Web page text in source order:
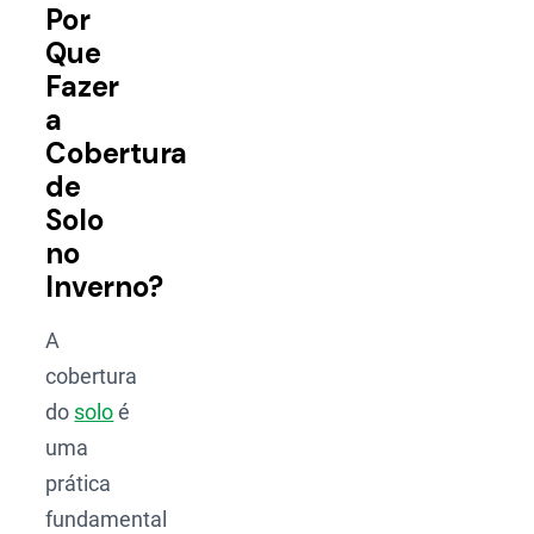
Por
Que
Fazer
a
Cobertura
de
Solo
no
Inverno?
A
cobertura
do soloé
uma
prática
fundamental